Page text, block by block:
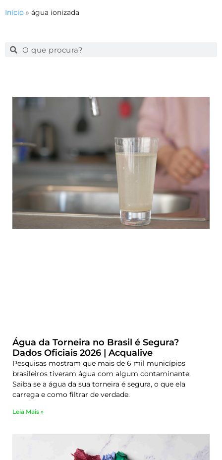
Início » água ionizada
Água da Torneira no Brasil é Segura?
Dados Oficiais 2026 | Acqualive
Pesquisas mostram que mais de 6 mil municípios
brasileiros tiveram água com algum contaminante.
Saiba se a água da sua torneira é segura, o que ela
carrega e como filtrar de verdade.
Leia Mais »